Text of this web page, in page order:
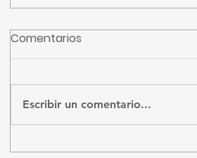
CFE recibidos
Comentarios
Escribir un comentario...